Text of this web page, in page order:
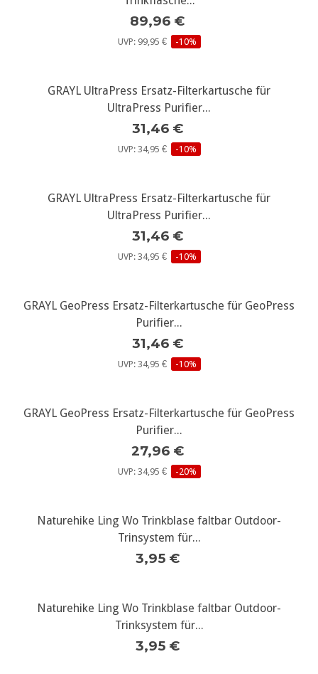
89,96 €
UVP: 99,95 € -10%
GRAYL UltraPress Ersatz-Filterkartusche für
UltraPress Purifier...
31,46 €
UVP: 34,95 € -10%
GRAYL UltraPress Ersatz-Filterkartusche für
UltraPress Purifier...
31,46 €
UVP: 34,95 € -10%
GRAYL GeoPress Ersatz-Filterkartusche für GeoPress
Purifier...
31,46 €
UVP: 34,95 € -10%
GRAYL GeoPress Ersatz-Filterkartusche für GeoPress
Purifier...
27,96 €
UVP: 34,95 € -20%
Naturehike Ling Wo Trinkblase faltbar Outdoor-
Trinsystem für...
3,95 €
Naturehike Ling Wo Trinkblase faltbar Outdoor-
Trinksystem für...
3,95 €